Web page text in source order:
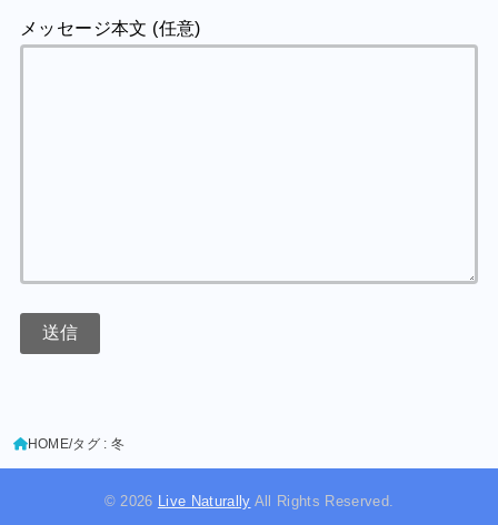
メッセージ本文 (任意)
HOME タグ : 冬
© 2026 Live Naturally All Rights Reserved.